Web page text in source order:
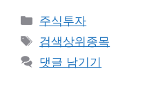
카
테
고
리
주식투자
태
그
검색상위종목
댓글 남기기